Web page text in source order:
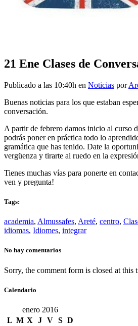
21 Ene Clases de
Publicado a las 10:40h en Noticias por
Buenas noticias para los que estaban
conversación.
A partir de febrero damos inicio al curso
podrás poner en práctica todo lo
gramática que has tenido. Date la
vergüenza y tirarte al ruedo en la
Tienes muchas vías para ponerte en
ven y pregunta!
Tags:
academia, Almussafes, Areté, centro,
idiomas, Idiomes, integrar
No hay comentarios
Sorry, the comment form is closed at this
Calendario
enero 2016
L M X J V S D